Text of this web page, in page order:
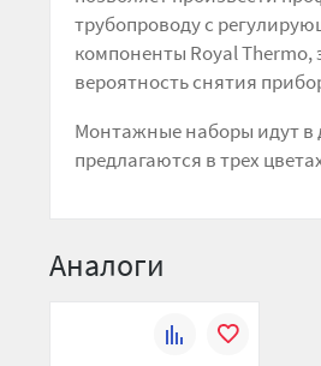
трубопроводу с
компоненты Royal Thermo,
вероятность снятия
Монтажные наборы идут в
предлагаются в трех
Аналоги